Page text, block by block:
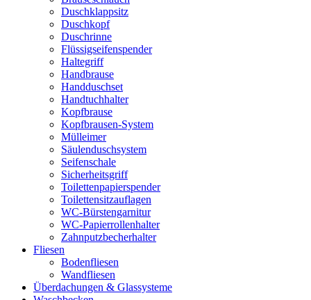
Duschklappsitz
Duschkopf
Duschrinne
Flüssigseifenspender
Haltegriff
Handbrause
Handduschset
Handtuchhalter
Kopfbrause
Kopfbrausen-System
Mülleimer
Säulenduschsystem
Seifenschale
Sicherheitsgriff
Toilettenpapierspender
Toilettensitzauflagen
WC-Bürstengarnitur
WC-Papierrollenhalter
Zahnputzbecherhalter
Fliesen
Bodenfliesen
Wandfliesen
Überdachungen & Glassysteme